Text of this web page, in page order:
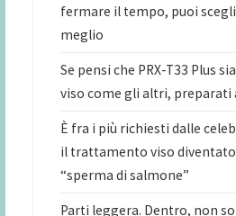
fermare il tempo, puoi
meglio
Se pensi che PRX-T33 Plus
viso come gli altri, preparati
È fra i più richiesti dalle
il trattamento viso
“sperma di salmone”
Parti leggera. Dentro, non